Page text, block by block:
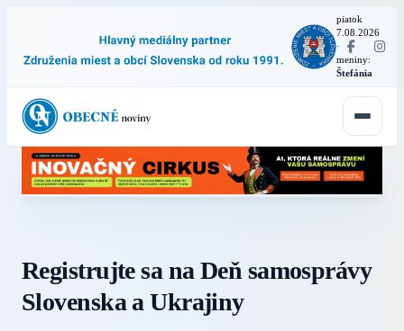
piatok
7.08.2026
·
meniny:
Štefánia
Registrujte sa na Deň samosprávy
Slovenska a Ukrajiny